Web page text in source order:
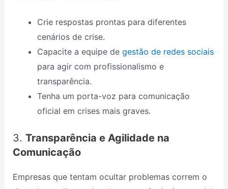
Crie respostas p­rontas para diferentes
cenários de crise.
Capacite a equipe de gestão de redes sociais
para agir com profissionalismo e
transparência.
Tenha um porta-voz para comunicação
oficial em crises mais graves.
3. Transparência e Agilidade na
Comunicação
Empresas que tentam ocultar problemas correm o